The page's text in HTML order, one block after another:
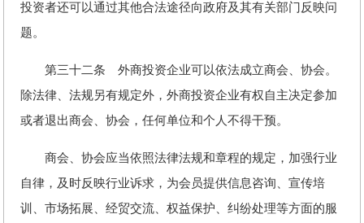
投资者还可以通过其他合法途径向政府及其有关部门反映问
题。
第三十二条 外商投资企业可以依法成立商会、协会。
除法律、法规另有规定外，外商投资企业有权自主决定参加
或者退出商会、协会，任何单位和个人不得干预。
商会、协会应当依照法律法规和章程的规定，加强行业
自律，及时反映行业诉求，为会员提供信息咨询、宣传培
训、市场拓展、经贸交流、权益保护、纠纷处理等方面的服